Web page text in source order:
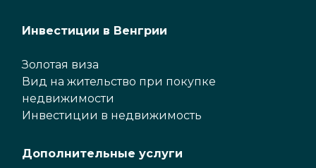
Инвестиции в Венгрии
Золотая виза
Вид на жительство при покупке
недвижимости
Инвестиции в недвижимость
Дополнительные услуги